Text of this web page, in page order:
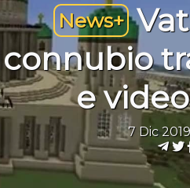
News+
connubio
e
7 Dic